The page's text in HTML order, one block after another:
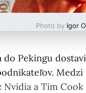
Photo by Igor
do Pekingu
Nvidia a Tim